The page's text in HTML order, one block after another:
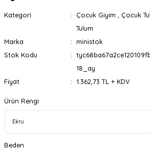
Kategori Çocuk Giyim Çocuk
Tulum
Marka
ministok
Stok Kodu
18_ay
Fiyat
1.362,73 TL + KDV
Ürün Rengi
Beden